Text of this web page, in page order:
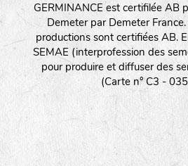
GERMINANCE est certifilée AB
Demeter par Demeter
productions sont certifiées AB.
SEMAE (interprofession des
pour produire et diffuser des
(Carte n° C3 -